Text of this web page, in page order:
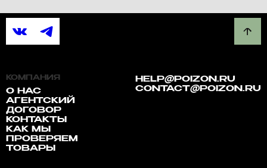
КОМПАНИЯ
О НАС
АГЕНТСКИЙ
ДОГОВОР
КОНТАКТЫ
КАК МЫ
ПРОВЕРЯЕМ
ТОВАРЫ
HELP@POIZON.RU
CONTACT@POIZON.RU